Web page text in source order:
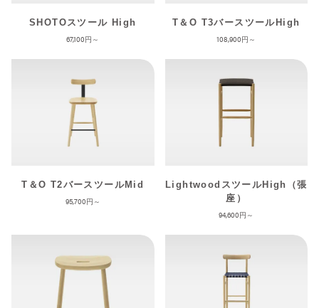
SHOTOスツール High
67,100
T＆O T3バースツールHigh
108,900
T＆O T2バースツールMid
95,700
LightwoodスツールHigh（張
座）
94,600